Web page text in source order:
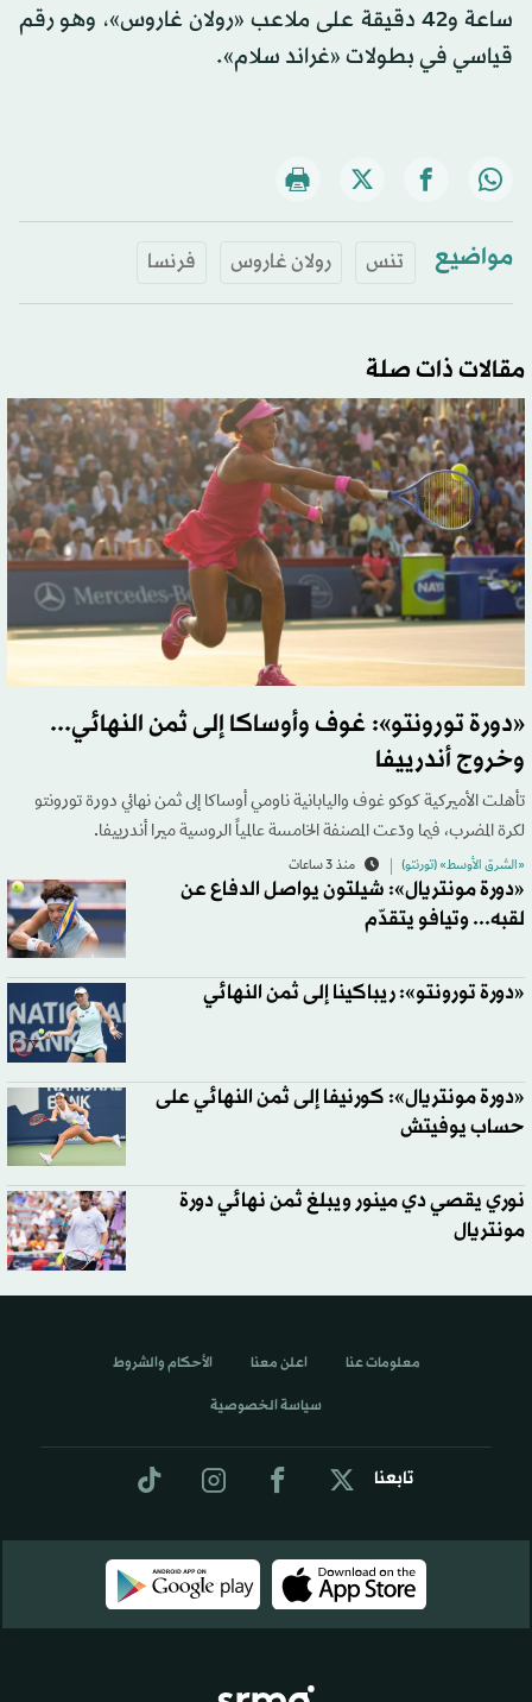
ساعة و42 دقيقة على ملاعب «رولان غاروس»، وهو رقم
قياسي في بطولات «غراند سلام».
مواضيع تنس رولان غاروس فرنسا
مقالات ذات صلة
«دورة تورونتو»: غوف وأوساكا إلى ثمن النهائي...
وخروج أندرييفا
تأهلت الأميركية كوكو غوف واليابانية ناومي أوساكا إلى ثمن نهائي دورة تورونتو
لكرة المضرب، فيما ودّعت المصنفة الخامسة عالمياً الروسية ميرا أندرييفا.
«الشرق الأوسط» (تورنتو) منذ 3 ساعات
«دورة مونتريال»: شيلتون يواصل الدفاع عن
لقبه... وتيافو يتقدّم
«دورة تورونتو»: ريباكينا إلى ثمن النهائي
«دورة مونتريال»: كورنيفا إلى ثمن النهائي على
حساب يوفيتش
نوري يقصي دي مينور ويبلغ ثمن نهائي دورة
مونتريال
تابعنا
معلومات عنا اعلن معنا الأحكام والشروط
سياسة الخصوصية